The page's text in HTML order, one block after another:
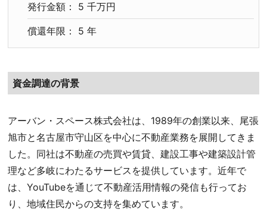
発行金額： 5 千万円
償還年限： 5 年
資金調達の背景
アーバン・スペース株式会社は、1989年の創業以来、尾張
旭市と名古屋市守山区を中心に不動産業務を展開してきま
した。同社は不動産の売買や賃貸、建設工事や建築設計管
理など多岐にわたるサービスを提供しています。近年で
は、YouTubeを通じて不動産活用情報の発信も行ってお
り、地域住民からの支持を集めています。